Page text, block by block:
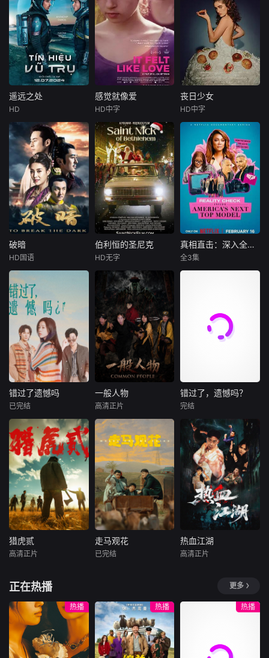
遥远之处
娜奥米·斯科特
克里斯托弗·海维尤
瑞秋·布罗斯纳
安加盟安东尼·拉莫
斯([身在高地])出演
喜剧科幻片[遥远]
(Distant，暂译)。
故事讲述一个小行
星矿工在陌生行星
迫降后，必须与新
环境的挑战作斗
的地形找到唯一幸
存者
遥远之处
HD
感觉就像爱
Caution
Lilawantstoe
mulatethesexuale
xploitsofhermoree
xperiencedbestfri
end.Shefixateson
atougholderguyw
howil
感觉就像爱
HD中字
丧日少女
丹尼·德费拉里
弗雷德·迈拉麦德
AtaJewishfun
eralservicewithhe
rparents,acollege
studentrunsintohe
rsugardaddy.
丧日少女
HD中字
破暗
大康太师闻宇阳宴
请皇上义子神策府
神威将军冷啸天，
席间告知他一个消
息，刚刚继任北疆
镇海王的薛世明遭
刺客暗杀，大康名
医李长生父子卷入
其中，不日将斩
首。冷啸天自幼在
北疆长大，李长生
恩，冷啸天
破暗
HD国语
伯利恒的圣尼克
凯西·莫拉蒂
玛莎·迪特利
Theoriginalst
oryaboutamanwh
olosthisson,beca
meSantatomany,r
euniteswithhislov
e,andbringshopet
oall.Di
伯利恒的圣尼克
HD无字
真相直击：深入全美超模大赛第一季
模生死斗》，绝对
不容错过。节目最
初只是提供给模特
化现象，充斥着戏
剧化纠葛、公然失
仍持续在网络上引
发话题的争议。
《真相直击》
真相直击：深入全美超模大赛第一季
全3集
错过了遗憾吗
白客
00后女孩吴小北惨
遭“断崖式分手”，
失恋后的她在发疯
和颓废中反复横
跳，终于决定反
击！小北跌跌撞撞
做完了“失恋后也不
必做的12件事”：改
造自己、假装理
性、周旋于形形色
恋展览，真的能带
她走出失恋吗？
错过了遗憾吗
已完结
一般人物
马朕
袁小道怀揣成为网
红的梦想创作短视
频，并与周小乙等
人组建了“红透半边
天”团队。然而团队
在发展过程中遭遇
了诸多矛盾与分
歧，幸得神秘大叔
助力。团队成功实
现转型。随后成员
一般人物
高清正片
错过了，遗憾吗？
白客
00后女孩吴小北惨
遭"断崖式分手"，
失恋后的她在发疯
和颓废中反复横
跳，终于决定反
击！小北跌跌撞撞
做完了"失恋后也不
必做的12件事"：改
造自己、假装理
性、周旋于形形色
恋展览，真的能带
她走出失恋吗？
错过了，遗憾吗？
完结
猎虎贰
2004 年深秋西北
草原，假交警截停
铜矿押运车，炸药
破箱、两命陨灭，
悍匪携枪遁入茫茫
戈壁。刑警杨志刚
猎虎贰
高清正片
走马观花
华，程依慕他们毕
业于同一所大学。
他们和很多年轻人
一样，自以为是，
敏感脆弱，没有被
走马观花
已完结
热血江湖
该剧主要讲述了赵
子风从小和爷爷在
乡下习武，长大后
个充满快节奏、充
热血江湖
高清正片
正在热播 更多
热播 热播 热播